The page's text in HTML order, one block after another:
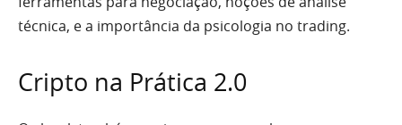
técnica, e a importância da psicologia no trading.
Cripto na Prática 2.0